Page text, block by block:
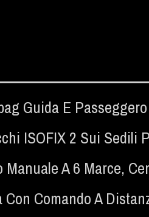
Guida E
ISOFIX 2 Sui Sedili
Manuale A 6 Marce,
Comando A